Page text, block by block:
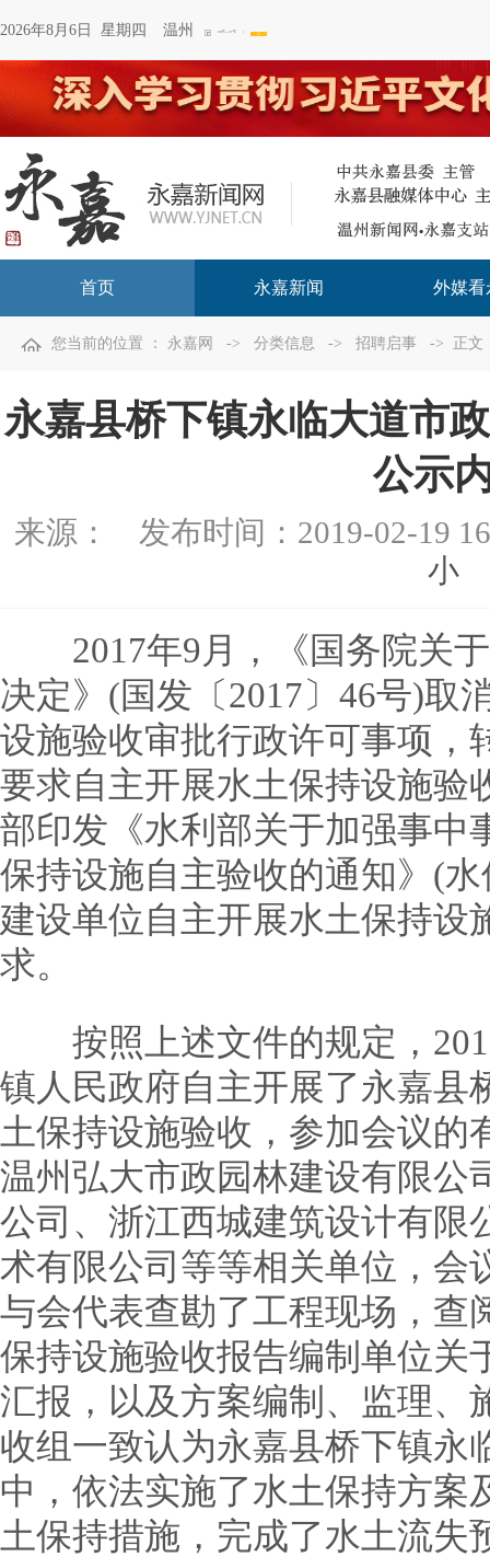
2026年8月6日 星期四 温州
首页 永嘉新闻 外媒看
您当前的位置 ： 永嘉网 -> 分类信息 -> 招聘启事 -> 正文
永嘉县桥下镇永临大道市
公示
来源： 发布时间： 2019-02-19
小
2017年9月，《国务院关于
决定》(国发〔2017〕46号)取
设施验收审批行政许可事项，
要求自主开展水土保持设施验
部印发《水利部关于加强事中
保持设施自主验收的通知》(
建设单位自主开展水土保持设
求。
按照上述文件的规定，
镇人民政府自主开展了永嘉县
土保持设施验收，参加会议的
温州弘大市政园林建设有限公
公司、浙江西城建筑设计有限
术有限公司等等相关单位，会
与会代表查勘了工程现场，查
保持设施验收报告编制单位关
汇报，以及方案编制、监理、
收组一致认为永嘉县桥下镇永
中，依法实施了水土保持方案
土保持措施，完成了水土流失